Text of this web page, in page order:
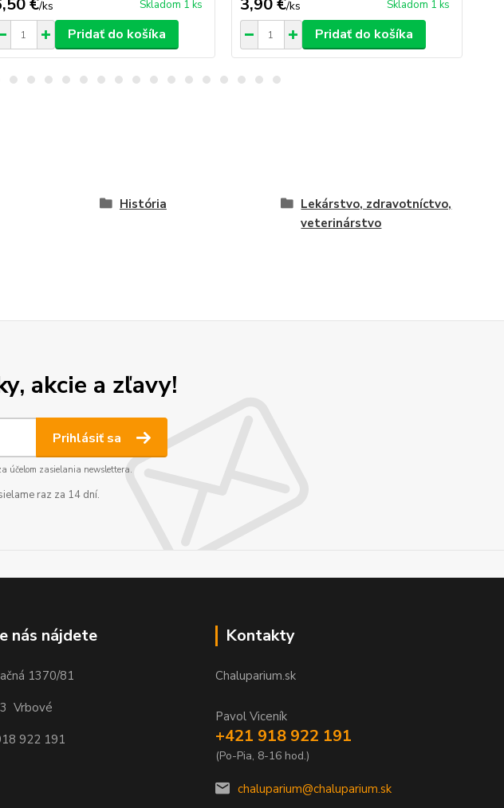
€/ks Skladom 1 ks
Pridať do košíka
3,90 €/ks Skladom 1 ks
Pridať do košíka
História
Lekárstvo, zdravotníctvo,
veterinárstvo
akcie a zľavy!
Prihlásiť sa
účelom zasielania newslettera.
raz za 14 dní.
nás nájdete
1370/81
Vrbové
922 191
Kontakty
Chaluparium.sk
Pavol Viceník
+421 918 922 191
(Po-Pia, 8-16 hod.)
chaluparium@chaluparium.sk